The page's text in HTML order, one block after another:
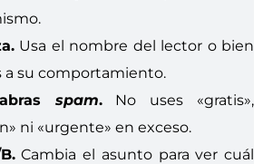
Usa el nombre del lector o bien
a su comportamiento.
spam.No uses «gratis»,
ni «urgente» en exceso.
Cambia el asunto para ver cuál